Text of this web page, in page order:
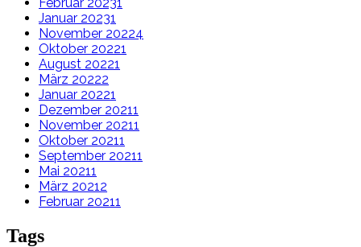
Januar 20231
November 20224
Oktober 20221
August 20221
März 20222
Januar 20221
Dezember 20211
November 20211
Oktober 20211
September 20211
Mai 20211
März 2021 2
Februar 20211
Tags